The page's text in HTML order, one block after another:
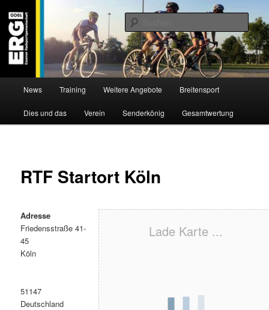
Inhalt
wechseln
ERG 1900 e.V
Willkommen bei der Essener Radsportgemeinschaft
News Training Weitere Angebote Breitensport
Dies und das Verein Senderkönig Gesamtwertung
RTF Startort Köln
Lade Karte ...
Adresse
Friedensstraße 41-
45
Köln
51147
Deutschland